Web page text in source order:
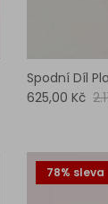
Spodní Díl
625,00 Kč
78% sleva